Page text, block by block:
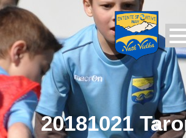
20181021